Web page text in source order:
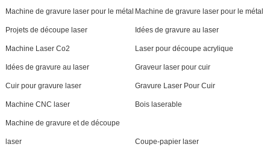
Machine de gravure laser pour le métal Machine de gravure laser pour le métal
Projets de découpe laser Idées de gravure au laser
Machine Laser Co2 Laser pour découpe acrylique
Idées de gravure au laser Graveur laser pour cuir
Cuir pour gravure laser Gravure Laser Pour Cuir
Machine CNC laser Bois laserable
Machine de gravure et de découpe
laser Coupe-papier laser